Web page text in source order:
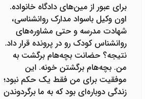
برای عبور از مین‌های دادگاه خانواده.
اون وکیل باسواد مدارک روانشناسی،
شهادت مدرسه و حتی مشاوره‌های
روانشناس کودک رو در پرونده قرار داد.
نتیجه؟ حضانت بچه‌هام برگشت به
من. بچه‌هام برگشتن خونه. این
موفقیت برای من فقط یک حکم نبود؛
زندگی دوباره‌ای بود که به ما برگردوندن